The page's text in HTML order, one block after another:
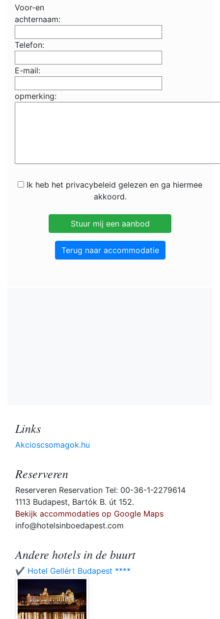
Voor-en
achternaam:
Telefon:
E-mail:
opmerking:
Ik heb het privacybeleid gelezen en ga hiermee
akkoord.
Terug naar accommodatie
Links
Akcioscsomagok.hu
Reserveren
Reserveren Reservation Tel: 00-36-1-2279614
1113 Budapest, Bartók B. út 152.
Bekijk accommodaties op Google Maps
info@hotelsinboedapest.com
Andere hotels in de buurt
✔️ Hotel Gellért Budapest ****